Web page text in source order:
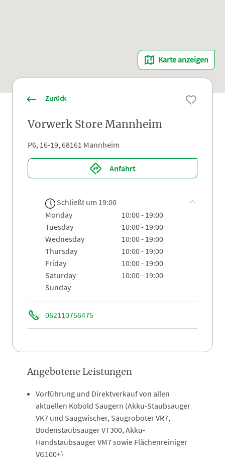
Karte anzeigen
Zurück
Vorwerk Store Mannheim
P6, 16-19, 68161 Mannheim
Anfahrt
Schließt um 19:00
monday
10:00 - 19:00
tuesday
10:00 - 19:00
wednesday
10:00 - 19:00
thursday
10:00 - 19:00
friday
10:00 - 19:00
saturday
10:00 - 19:00
sunday
-
062110756475
Angebotene Leistungen
Vorführung und Direktverkauf von allen
aktuellen Kobold Saugern (Akku-Staubsauger
VK7 und Saugwischer, Saugroboter VR7,
Bodenstaubsauger VT300, Akku-
Handstaubsauger VM7 sowie Flächenreiniger
VG100+)